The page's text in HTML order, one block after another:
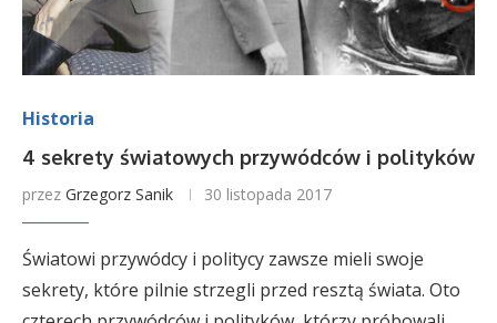
Historia
4 sekrety światowych przywódców i polityków
przez Grzegorz Sanik 30 listopada 2017
Światowi przywódcy i politycy zawsze mieli swoje
sekrety, które pilnie strzegli przed resztą świata. Oto